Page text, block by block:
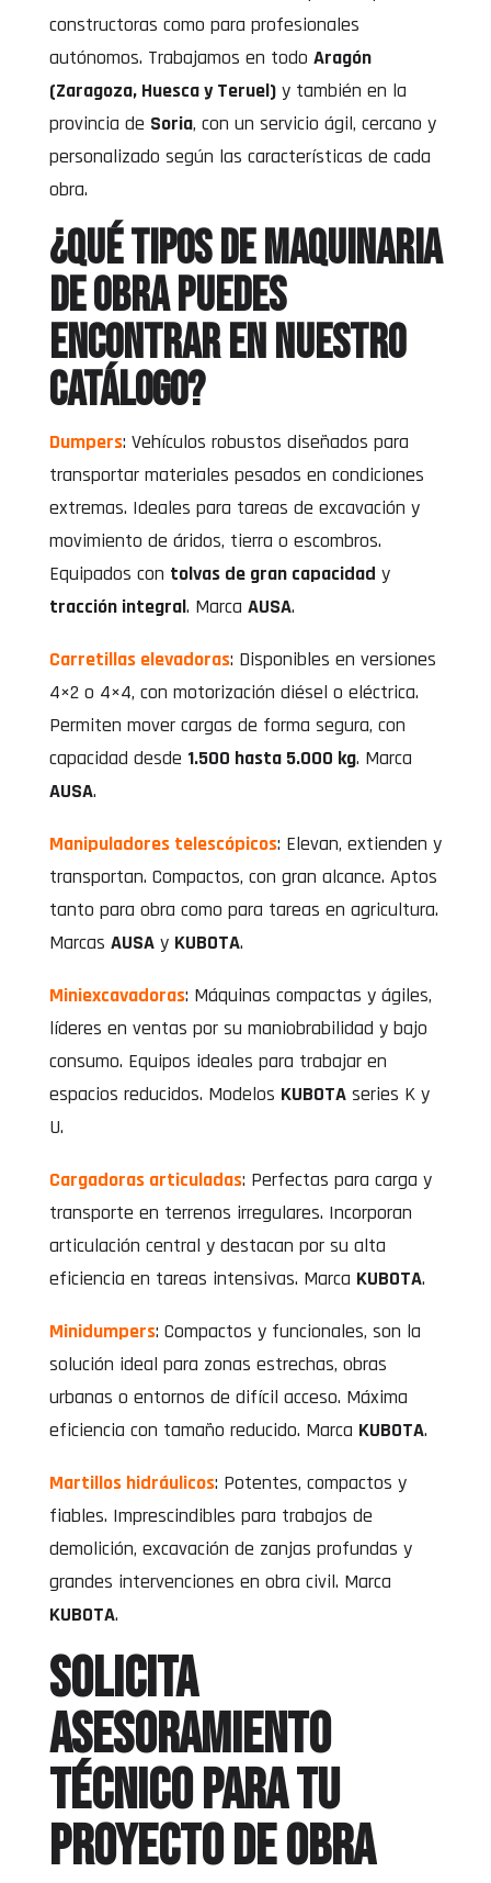
constructoras como para profesionales
autónomos. Trabajamos en todo Aragón
(Zaragoza, Huesca y Teruel)y también en la
provincia de Soria, con un servicio ágil, cercano y
personalizado según las características de cada
obra.
¿Qué tipos de maquinaria
de obra puedes
encontrar en nuestro
catálogo?
Dumpers: Vehículos robustos diseñados para
transportar materiales pesados en condiciones
extremas. Ideales para tareas de excavación y
movimiento de áridos, tierra o escombros.
Equipados con tolvas de gran capacidad y
tracción integral. Marca AUSA.
Carretillas elevadoras: Disponibles en versiones
4×2 o 4×4, con motorización diésel o eléctrica.
Permiten mover cargas de forma segura, con
capacidad desde 1.500 hasta 5.000 kg. Marca
AUSA.
Manipuladores telescópicos: Elevan, extienden y
transportan. Compactos, con gran alcance. Aptos
tanto para obra como para tareas en agricultura.
Marcas AUSAy KUBOTA.
Miniexcavadoras: Máquinas compactas y ágiles,
líderes en ventas por su maniobrabilidad y bajo
consumo. Equipos ideales para trabajar en
espacios reducidos. Modelos KUBOTAseries K y
U.
Cargadoras articuladas: Perfectas para carga y
transporte en terrenos irregulares. Incorporan
articulación central y destacan por su alta
eficiencia en tareas intensivas. Marca KUBOTA.
Minidumpers: Compactos y funcionales, son la
solución ideal para zonas estrechas, obras
urbanas o entornos de difícil acceso. Máxima
eficiencia con tamaño reducido. Marca KUBOTA.
Martillos hidráulicos: Potentes, compactos y
fiables. Imprescindibles para trabajos de
demolición, excavación de zanjas profundas y
grandes intervenciones en obra civil. Marca
KUBOTA.
Solicita
asesoramiento
técnico para tu
proyecto de obra